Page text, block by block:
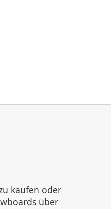
kaufen oder
über